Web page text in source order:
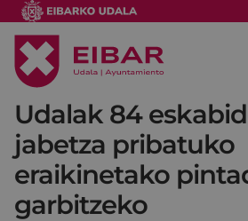
Udalak 84
jabetza pribatuko
eraikinetako
garbitzeko